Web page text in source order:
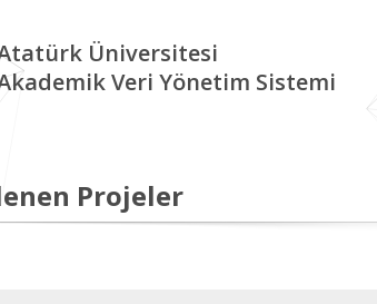
Üniversitesi
Veri Yönetim Sistemi
Projeler